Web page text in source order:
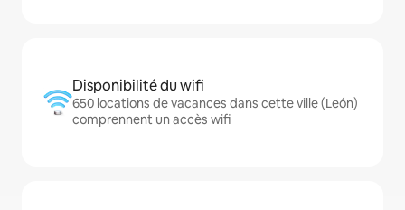
Disponibilité du wifi
650 locations de vacances dans cette ville (León)
comprennent un accès wifi